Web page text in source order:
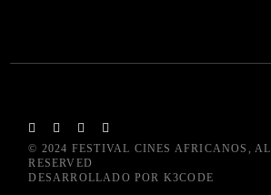
© 2024 FESTIVAL CINES AFRICANOS
,
RESERVED
DESARROLLADO POR K3CODE